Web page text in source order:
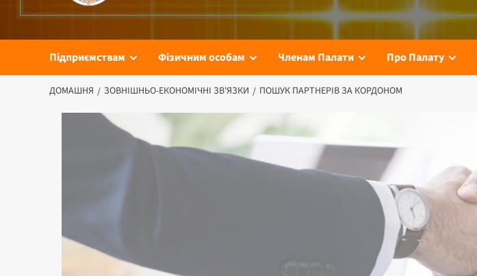
Підприємствам Фізичним особам Членам Палати Про Палату
ДОМАШНЯ ЗОВНІШНЬО-ЕКОНОМІЧНІ ЗВ'ЯЗКИ ПОШУК ПАРТНЕРІВ ЗА КОРДОНОМ